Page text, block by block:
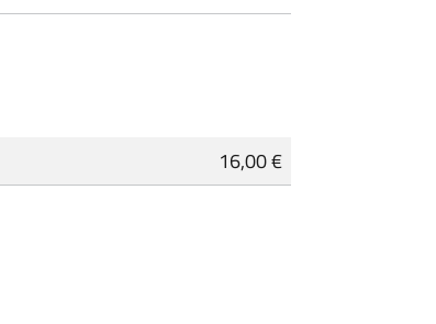
16,00 €